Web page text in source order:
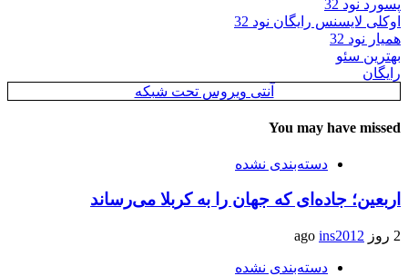
پسورد نود 32
اوکلی لایسنس رایگان نود 32
همیار نود 32
بهترین سئو
رایگان
آنتی ویروس تحت شبکه
You may have missed
دسته‌بندی نشده
اربعین؛ جاده‌ای که جهان را به کربلا می‌رساند
2 روز ago ins2012
دسته‌بندی نشده